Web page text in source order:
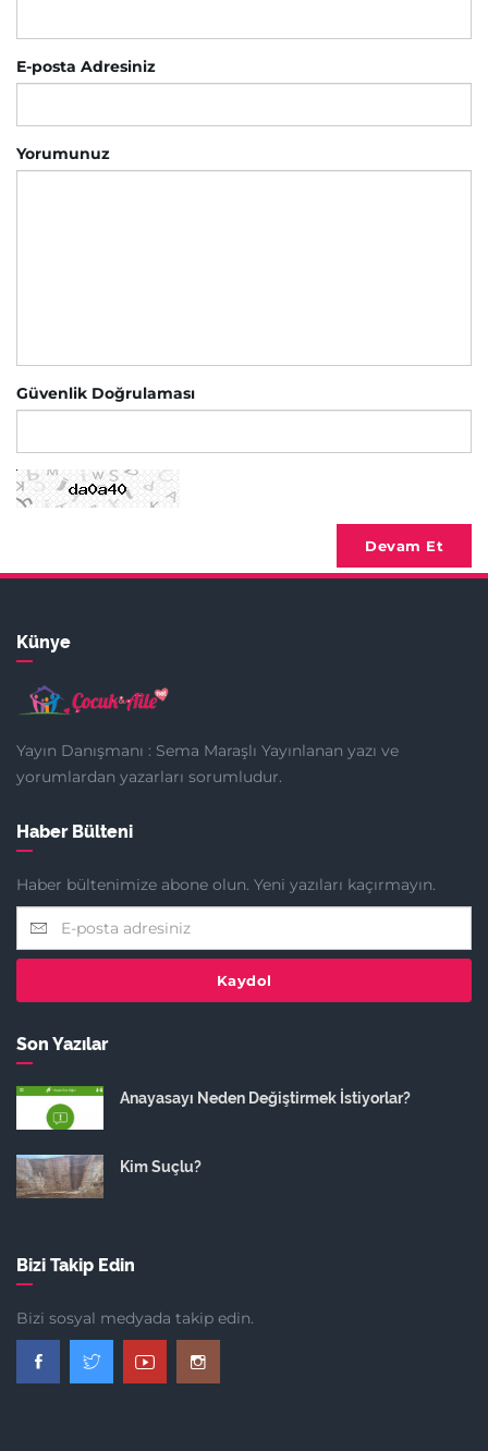
E-posta Adresiniz
Yorumunuz
Güvenlik Doğrulaması
Devam Et
Künye
Yayın Danışmanı : Sema Maraşlı Yayınlanan yazı ve
yorumlardan yazarları sorumludur.
Haber Bülteni
Haber bültenimize abone olun. Yeni yazıları kaçırmayın.
Kaydol
Son Yazılar
Anayasayı Neden Değiştirmek İstiyorlar?
Kim Suçlu?
Bizi Takip Edin
Bizi sosyal medyada takip edin.